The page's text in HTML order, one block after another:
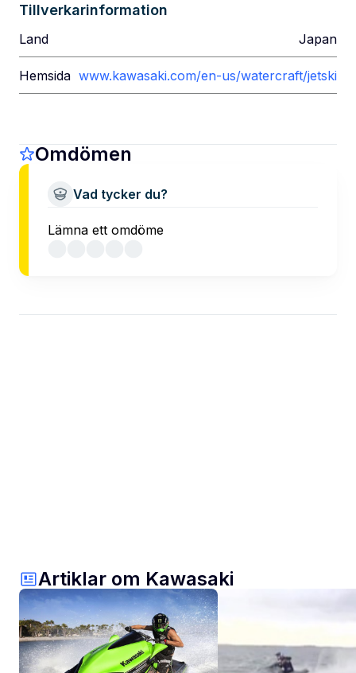
Tillverkarinformation
Land Japan
Hemsida www.kawasaki.com/en-us/watercraft/jetski
Omdömen
Vad tycker du?
Lämna ett omdöme
Artiklar om Kawasaki